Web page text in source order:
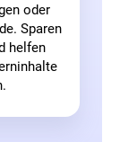
oder
Sparen
helfen